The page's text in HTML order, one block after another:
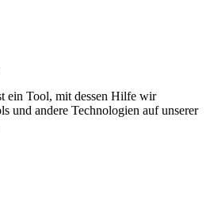
ein Tool, mit dessen Hilfe wir
und andere Technologien auf unserer